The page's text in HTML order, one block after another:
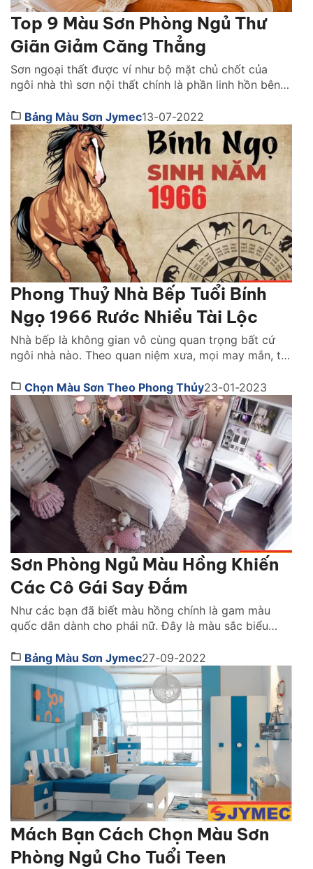
Top 9 Màu Sơn Phòng Ngủ Thư
Giãn Giảm Căng Thẳng
Sơn ngoại thất được ví như bộ mặt chủ chốt của
ngôi nhà thì sơn nội thất chính là phần linh hồn bên
hoàn cảnh và không gian áp dụng có thể mang lại
nhiều lợi ích khác nhau cho ngôi nhà và còn […]
Bảng Màu Sơn Jymec13-07-2022
Phong Thuỷ Nhà Bếp Tuổi Bính
Ngọ 1966 Rước Nhiều Tài Lộc
Nhà bếp là không gian vô cùng quan trọng bất cứ
ngôi nhà nào. Theo quan niệm xưa, mọi may mắn, tài
từ không gian này. Thiết kế nhà bếp đẹp chuẩn
phong thuỷ giúp mang đến không gian tối ưu, đem
lại nhiều […]
Chọn Màu Sơn Theo Phong Thủy23-01-2023
Sơn Phòng Ngủ Màu Hồng Khiến
Các Cô Gái Say Đắm
Như các bạn đã biết màu hồng chính là gam màu
quốc dân dành cho phái nữ. Đây là màu sắc biểu
có rất nhiều màu kết hợp với màu hồng tạo ra không
gian khác biết và cá tính. Dưới đây là bài […]
Bảng Màu Sơn Jymec27-09-2022
Mách Bạn Cách Chọn Màu Sơn
Phòng Ngủ Cho Tuổi Teen